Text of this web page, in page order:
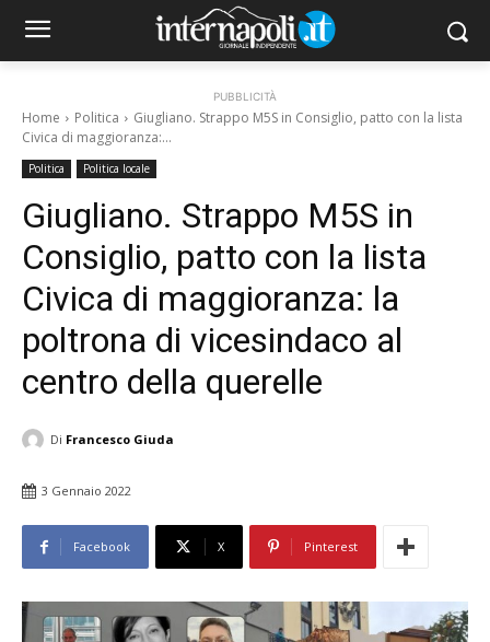
PUBBLICITÀ
Home Politica
Giugliano. Strappo M5S in Consiglio, patto con la lista
Civica di maggioranza:...
Politica Politica locale
Giugliano. Strappo M5S in
Consiglio, patto con la lista
Civica di maggioranza: la
poltrona di vicesindaco al
centro della querelle
Di Francesco Giuda
3 Gennaio 2022
Facebook X Pinterest